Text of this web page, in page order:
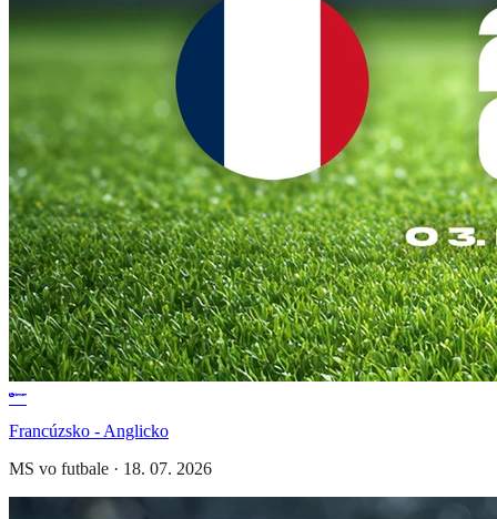
Francúzsko - Anglicko
MS vo futbale · 18. 07. 2026